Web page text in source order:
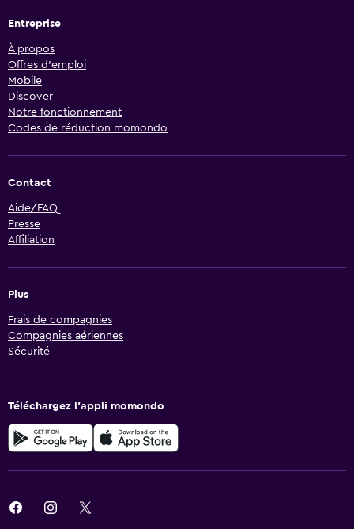
Entreprise
À propos
Offres d’emploi
Mobile
Discover
Notre fonctionnement
Codes de réduction momondo
Contact
Aide/FAQ
Presse
Affiliation
Plus
Frais de compagnies
Compagnies aériennes
Sécurité
Téléchargez l’appli momondo